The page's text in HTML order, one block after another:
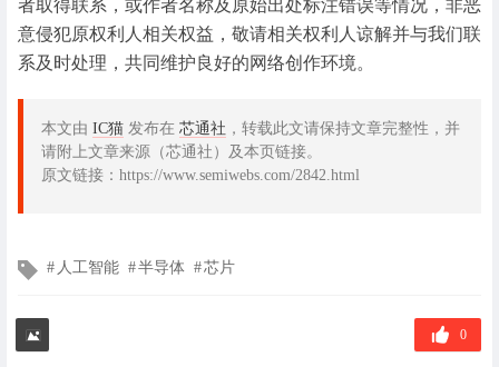
者取得联系，或作者名称及原始出处标注错误等情况，非恶
意侵犯原权利人相关权益，敬请相关权利人谅解并与我们联
系及时处理，共同维护良好的网络创作环境。
本文由 IC猫 发布在 芯通社 ，转载此文请保持文章完整性，并
请附上文章来源（芯通社）及本页链接。
原文链接：https://www.semiwebs.com/2842.html
文
签
人工智能 半导体 芯片
0